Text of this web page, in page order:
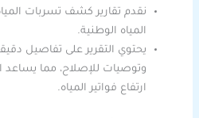
نقدم تقارير كشف تسربات
المياه الوطنية.
يحتوي التقرير على تفاصيل
وتوصيات للإصلاح، مما
ارتفاع فواتير المياه.